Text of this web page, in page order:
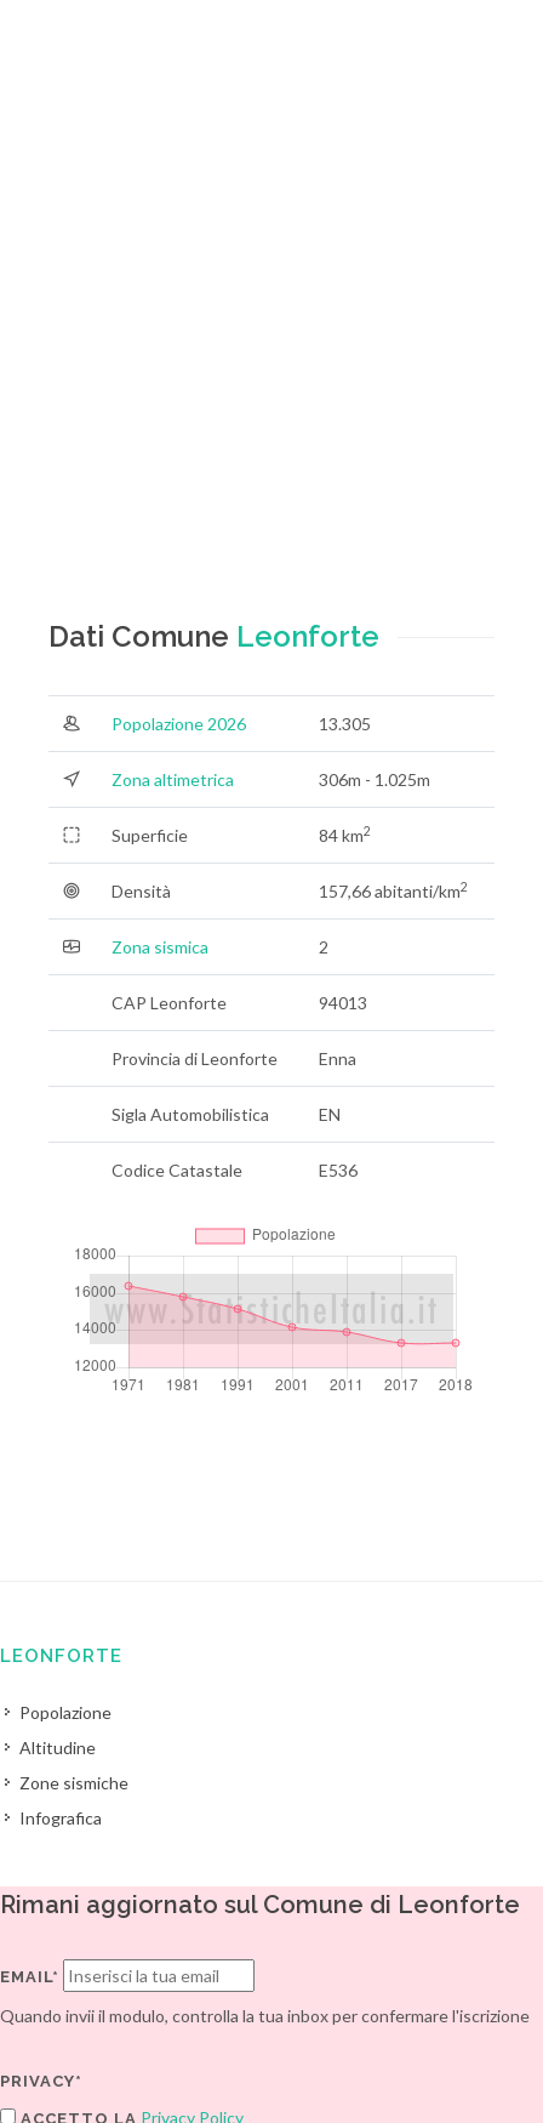
Dati Comune Leonforte
Popolazione 2026 13.305
Zona altimetrica 306m - 1.025m
Superficie 84 km2
Densità 157,66 abitanti/km2
Zona sismica 2
CAP Leonforte 94013
Provincia di Leonforte Enna
Sigla Automobilistica EN
Codice Catastale E536
LEONFORTE
Popolazione
Altitudine
Zone sismiche
Infografica
Rimani aggiornato sul Comune di Leonforte
EMAIL*
Quando invii il modulo, controlla la tua inbox per confermare l'iscrizione
PRIVACY*
ACCETTO LA Privacy Policy